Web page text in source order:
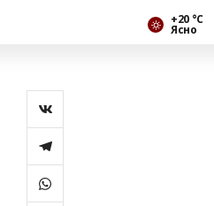
+20 °С
Ясно